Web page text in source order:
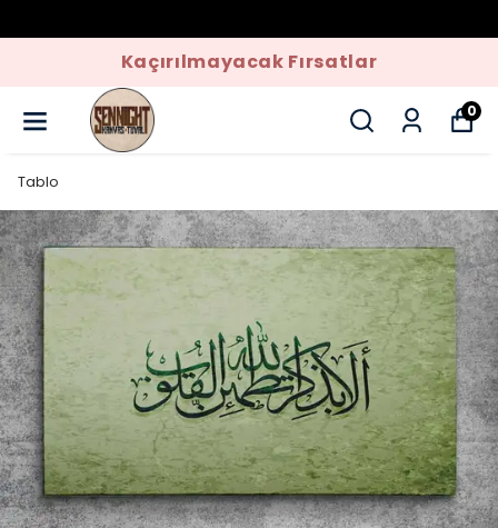
Kaçırılmayacak Fırsatlar
0
Tablo